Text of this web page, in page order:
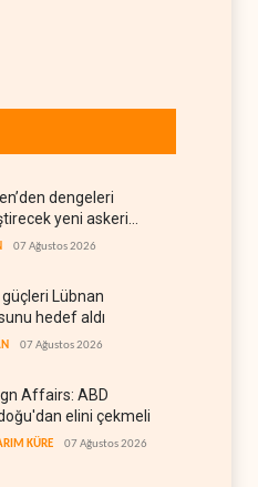
dengeleri
yeni askeri
07 Ağustos 2026
Lübnan
hedef aldı
07 Ağustos 2026
Affairs: ABD
elini çekmeli
KÜRE 07 Ağustos 2026